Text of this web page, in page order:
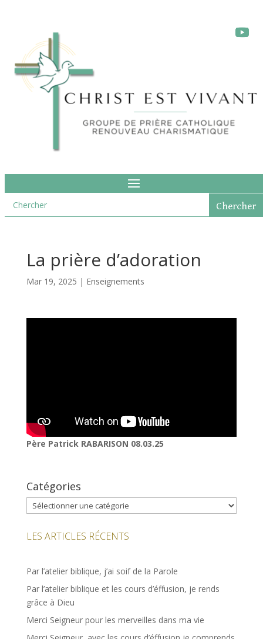
La prière d’adoration
Mar 19, 2025 | Enseignements
Père Patrick RABARISON 08.03.25
Catégories
Catégories
LES ARTICLES RÉCENTS
Par l’atelier biblique, j’ai soif de la Parole
Par l’atelier biblique et les cours d’éffusion, je rends
grâce à Dieu
Merci Seigneur pour les merveilles dans ma vie